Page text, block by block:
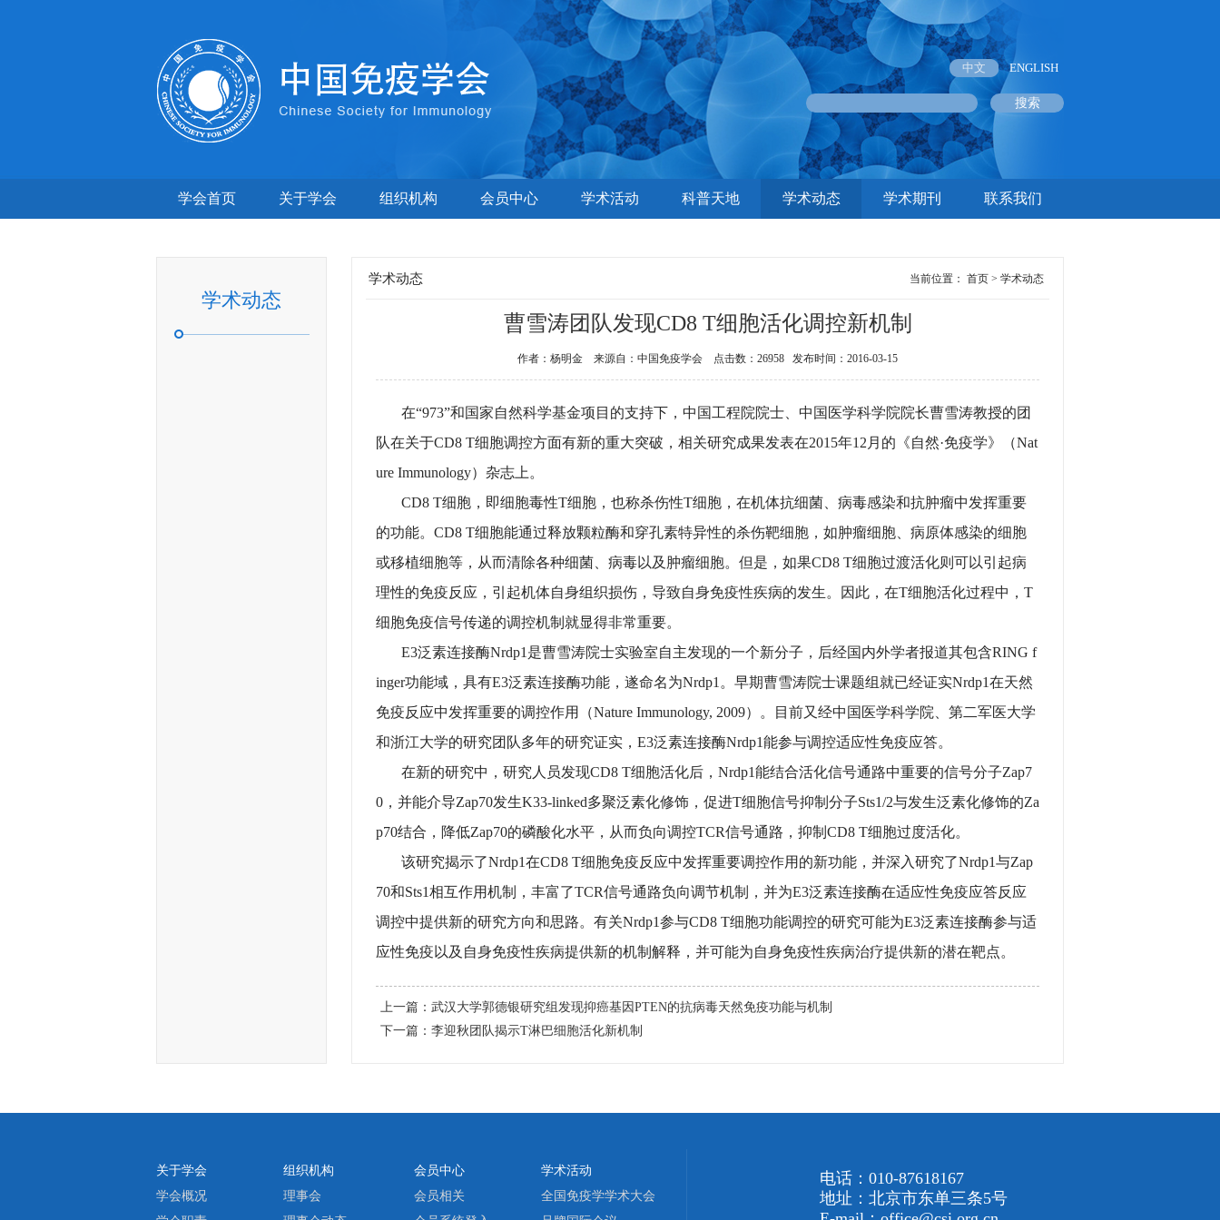
中文 ENGLISH
学会首页 关于学会 组织机构 会员中心 学术活动 科普天地 学术动态 学术期刊 联系我们
学术动态
学术动态 当前位置： 首页 > 学术动态
曹雪涛团队发现CD8 T细胞活化调控新机制
作者：杨明金 来源自：中国免疫学会 点击数：26958 发布时间：2016-03-15
在“973”和国家自然科学基金项目的支持下，中国工程院院士、中国医学科学院院长曹雪涛教授的团
队在关于CD8 T细胞调控方面有新的重大突破，相关研究成果发表在2015年12月的《自然·免疫学》（Nat
ure Immunology）杂志上。
CD8 T细胞，即细胞毒性T细胞，也称杀伤性T细胞，在机体抗细菌、病毒感染和抗肿瘤中发挥重要
的功能。CD8 T细胞能通过释放颗粒酶和穿孔素特异性的杀伤靶细胞，如肿瘤细胞、病原体感染的细胞
或移植细胞等，从而清除各种细菌、病毒以及肿瘤细胞。但是，如果CD8 T细胞过渡活化则可以引起病
理性的免疫反应，引起机体自身组织损伤，导致自身免疫性疾病的发生。因此，在T细胞活化过程中，T
细胞免疫信号传递的调控机制就显得非常重要。
E3泛素连接酶Nrdp1是曹雪涛院士实验室自主发现的一个新分子，后经国内外学者报道其包含RING f
inger功能域，具有E3泛素连接酶功能，遂命名为Nrdp1。早期曹雪涛院士课题组就已经证实Nrdp1在天然
免疫反应中发挥重要的调控作用（Nature Immunology, 2009）。目前又经中国医学科学院、第二军医大学
和浙江大学的研究团队多年的研究证实，E3泛素连接酶Nrdp1能参与调控适应性免疫应答。
在新的研究中，研究人员发现CD8 T细胞活化后，Nrdp1能结合活化信号通路中重要的信号分子Zap7
0，并能介导Zap70发生K33-linked多聚泛素化修饰，促进T细胞信号抑制分子Sts1/2与发生泛素化修饰的Za
p70结合，降低Zap70的磷酸化水平，从而负向调控TCR信号通路，抑制CD8 T细胞过度活化。
该研究揭示了Nrdp1在CD8 T细胞免疫反应中发挥重要调控作用的新功能，并深入研究了Nrdp1与Zap
70和Sts1相互作用机制，丰富了TCR信号通路负向调节机制，并为E3泛素连接酶在适应性免疫应答反应
调控中提供新的研究方向和思路。有关Nrdp1参与CD8 T细胞功能调控的研究可能为E3泛素连接酶参与适
应性免疫以及自身免疫性疾病提供新的机制解释，并可能为自身免疫性疾病治疗提供新的潜在靶点。
上一篇： 武汉大学郭德银研究组发现抑癌基因PTEN的抗病毒天然免疫功能与机制
下一篇： 李迎秋团队揭示T淋巴细胞活化新机制
关于学会
学会概况
组织机构
理事会
会员中心
会员相关
学术活动
全国免疫学学术大会
电话：010-87618167
地址：北京市东单三条5号